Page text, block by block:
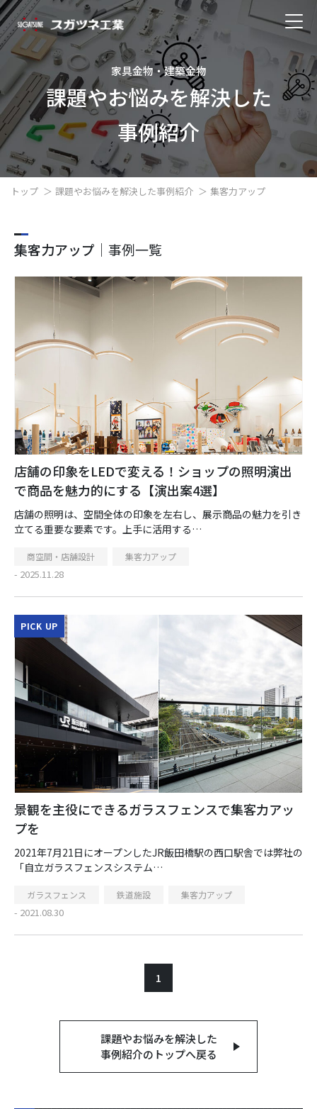
家具金物・建築金物
課題やお悩みを解決した
事例紹介
トップ 課題やお悩みを解決した事例紹介 集客力アップ
集客力アップ ｜事例一覧
店舗の印象をLEDで変える！ショップの照明演出
で商品を魅力的にする【演出案4選】
店舗の照明は、空間全体の印象を左右し、展示商品の魅力を引き
立てる重要な要素です。上手に活用する…
商空間・店舗設計 集客力アップ
- 2025.11.28
PICK UP
景観を主役にできるガラスフェンスで集客力アッ
プを
2021年7月21日にオープンしたJR飯田橋駅の西口駅舎では弊社の
「自立ガラスフェンスシステム…
ガラスフェンス 鉄道施設 集客力アップ
- 2021.08.30
1
課題やお悩みを解決した
事例紹介のトップへ戻る